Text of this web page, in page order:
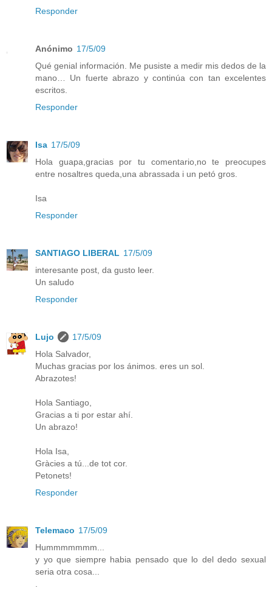
Responder
Anónimo 17/5/09
Qué genial información. Me pusiste a medir mis dedos de la
mano… Un fuerte abrazo y continúa con tan excelentes
escritos.
Responder
Isa 17/5/09
Hola guapa,gracias por tu comentario,no te preocupes
entre nosaltres queda,una abrassada i un petó gros.
Isa
Responder
SANTIAGO LIBERAL 17/5/09
interesante post, da gusto leer.
Un saludo
Responder
Lujo
17/5/09
Hola Salvador,
Muchas gracias por los ánimos. eres un sol.
Abrazotes!
Hola Santiago,
Gracias a ti por estar ahí.
Un abrazo!
Hola Isa,
Gràcies a tú...de tot cor.
Petonets!
Responder
Telemaco 17/5/09
Hummmmmmm...
y yo que siempre habia pensado que lo del dedo sexual
seria otra cosa...
.